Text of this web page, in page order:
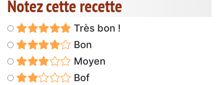
Notez cette recette
Très bon !
Bon
Moyen
Bof